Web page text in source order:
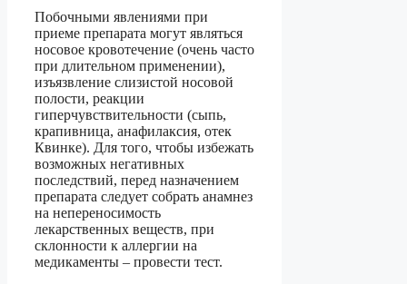
Побочными явлениями при
приеме препарата могут являться
носовое кровотечение (очень часто
при длительном применении),
изъязвление слизистой носовой
полости, реакции
гиперчувствительности (сыпь,
крапивница, анафилаксия, отек
Квинке). Для того, чтобы избежать
возможных негативных
последствий, перед назначением
препарата следует собрать анамнез
на непереносимость
лекарственных веществ, при
склонности к аллергии на
медикаменты – провести тест.